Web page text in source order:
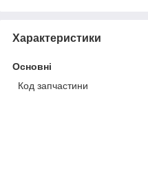
Характеристики
Основні
Код запчастини